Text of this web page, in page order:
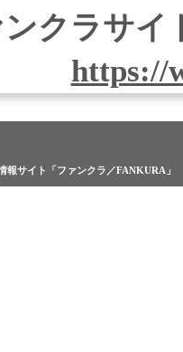
クラサイ
https://
報サイト「ファンクラ／FANKURA」